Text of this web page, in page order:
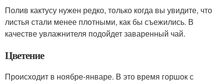
Полив кактусу нужен редко, только когда вы увидите, что
листья стали менее плотными, как бы съежились. В
качестве увлажнителя подойдет заваренный чай.
Цветение
Происходит в ноябре-январе. В это время горшок с